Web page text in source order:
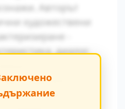
Авторът
художествени
-
диалог,
монолог.
традиционните
идеи се